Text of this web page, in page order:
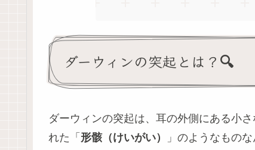
ダーウィンの突起とは？🔍
ダーウィンの突起は、耳の外側にある小
れた「 形骸（けいがい）
」のようなもの